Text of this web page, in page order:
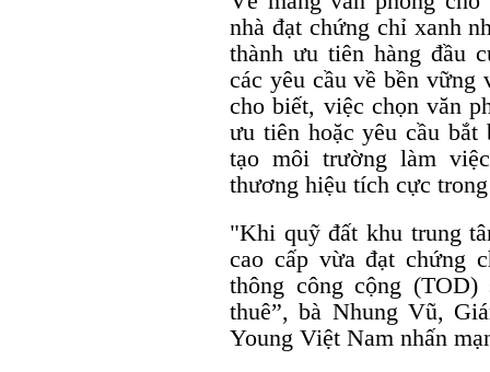
nhà đạt chứng chỉ xanh
thành ưu tiên hàng đầu
các yêu cầu về bền vững
cho biết, việc chọn văn
ưu tiên hoặc yêu cầu bắt
tạo môi trường làm
thương hiệu tích cực
"Khi quỹ đất khu trung
cao cấp vừa đạt chứng
thông công cộng
thuê”, bà Nhung Vũ,
Young Việt Nam nhấn